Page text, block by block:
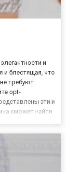
и
и блестящая, что
требуют
opt-
эти и
сможет найти